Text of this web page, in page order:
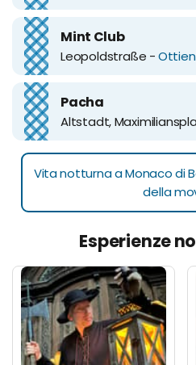
Mint Club
Leopoldstraße -
Pacha
Altstadt,
Vita notturna a Monaco di
della
Esperienze